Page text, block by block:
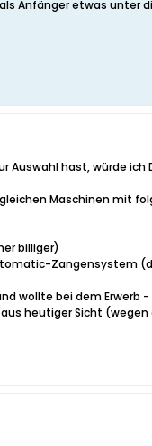
Anfänger etwas unter
Auswahl hast, würde
Maschinen mit
billiger)
Zangensystem
wollte bei dem
heutiger Sicht